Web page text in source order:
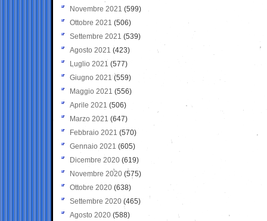
Novembre 2021 (599)
Ottobre 2021 (506)
Settembre 2021 (539)
Agosto 2021 (423)
Luglio 2021 (577)
Giugno 2021(559)
Maggio 2021 (556)
Aprile 2021 (506)
Marzo 2021 (647)
Febbraio 2021 (570)
Gennaio 2021 (605)
Dicembre 2020 (619)
Novembre 2020 (575)
Ottobre 2020 (638)
Settembre 2020(465)
Agosto 2020 (588)